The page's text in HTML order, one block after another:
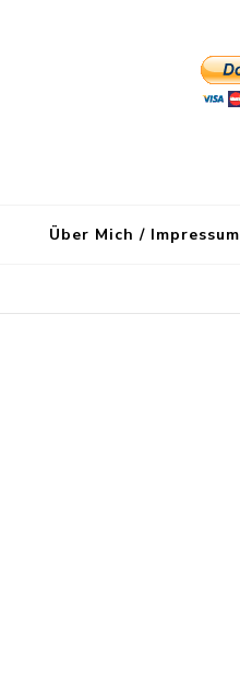
Über Mich / Impressum